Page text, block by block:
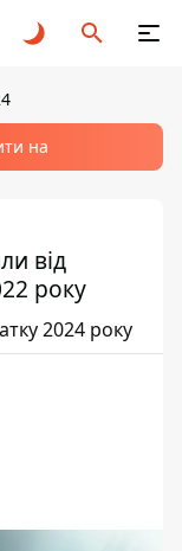
на
від
року
2024 року